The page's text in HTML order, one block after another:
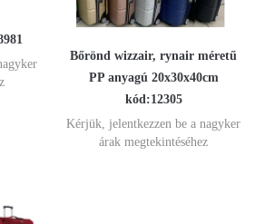
Bőrönd wizzair, rynair méretű
PP anyagú 20x30x40cm
kód:12305
Kérjük, jelentkezzen be a nagyker
árak megtekintéséhez